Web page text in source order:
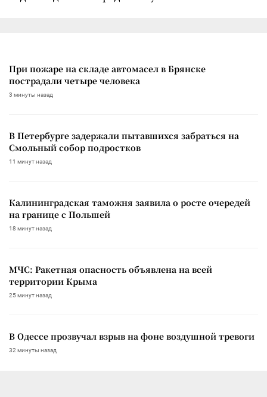
При пожаре на складе автомасел в Брянске
пострадали четыре человека
3 минуты назад
В Петербурге задержали пытавшихся забраться на
Смольный собор подростков
11 минут назад
Калининградская таможня заявила о росте очередей
на границе с Польшей
18 минут назад
МЧС: Ракетная опасность объявлена на всей
территории Крыма
25 минут назад
В Одессе прозвучал взрыв на фоне воздушной тревоги
32 минуты назад